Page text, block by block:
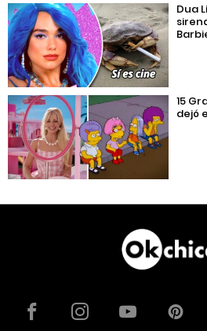
Dua
15
dejó
FacebookInstagramYouTube